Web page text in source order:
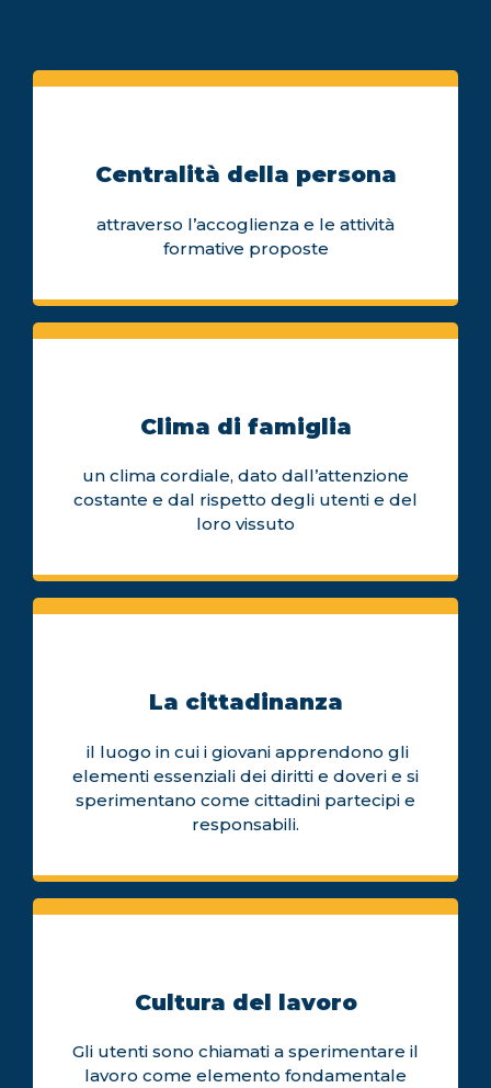
Centralità della persona
attraverso l’accoglienza e le attività
formative proposte
Clima di famiglia
un clima cordiale, dato dall’attenzione
costante e dal rispetto degli utenti e del
loro vissuto
La cittadinanza
il luogo in cui i giovani apprendono gli
elementi essenziali dei diritti e doveri e si
sperimentano come cittadini partecipi e
responsabili.
Cultura del lavoro
Gli utenti sono chiamati a sperimentare il
lavoro come elemento fondamentale